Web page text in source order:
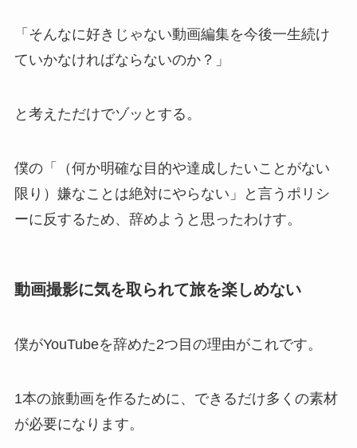
「そんなに好きじゃない動画編集を今後一生続け
ていかなければならないのか？」
と考えただけでゾッとする。
僕の「（何か明確な目的や達成したいことがない
限り）嫌なことは絶対にやらない」と言うポリシ
ーに反するため、辞めようと思ったわけす。
動画撮影に気を取られて旅を楽しめない
僕がYouTubeを辞めた2つ目の理由がこれです。
1本の旅動画を作るために、できるだけ多くの素材
が必要になります。